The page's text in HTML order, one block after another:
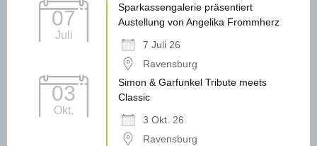
07
Juli
Sparkassengalerie präsentiert
Austellung von Angelika Frommherz
7 Juli 26
Ravensburg
03
Okt.
Simon & Garfunkel Tribute meets
Classic
3 Okt. 26
Ravensburg